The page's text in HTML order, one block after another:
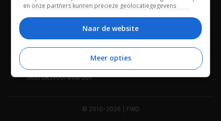
Wie is FWD Privacybeleid
Adverteren Contact
Gebruiksvoorwaarden
© 2010-2026 | FWD
en onze partners kunnen precieze geolocatiegegevens
Bepaalde leveranciers kunnen uw persoonsgegevens
beheren. Zoek onderaan deze pagina of in het sitemenu naar
een link om uw toestemming te beheren of in te trekken via de
privacy- en cookie-instellingen.
Naar de website
Meer opties